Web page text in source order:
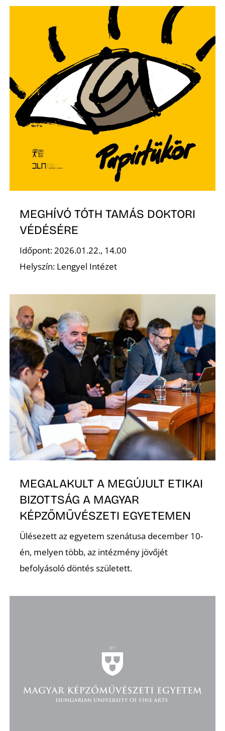
MEGHÍVÓ TÓTH TAMÁS DOKTORI
VÉDÉSÉRE
Időpont: 2026.01.22., 14.00
Helyszín: Lengyel Intézet
MEGALAKULT A MEGÚJULT ETIKAI
BIZOTTSÁG A MAGYAR
KÉPZŐMŰVÉSZETI EGYETEMEN
Ülésezett az egyetem szenátusa december 10-
én, melyen több, az intézmény jövőjét
befolyásoló döntés született.